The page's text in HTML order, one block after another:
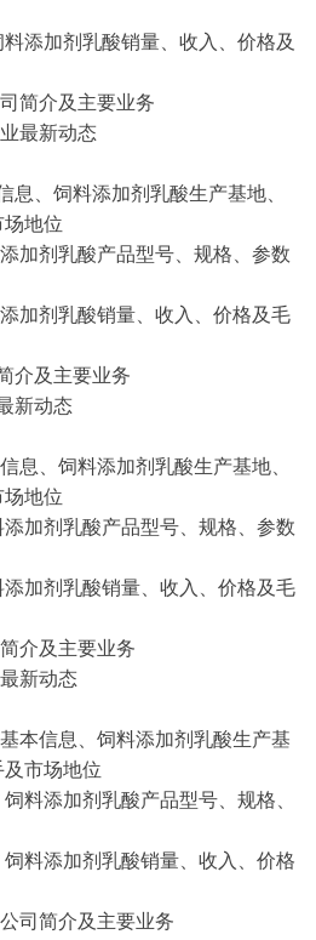
添加剂乳酸销量、收入、价格及
简介及主要业务
最新动态
息、饲料添加剂乳酸生产基地、
地位
添加剂乳酸产品型号、规格、参数
添加剂乳酸销量、收入、价格及毛
介及主要业务
新动态
息、饲料添加剂乳酸生产基地、
地位
添加剂乳酸产品型号、规格、参数
添加剂乳酸销量、收入、价格及毛
介及主要业务
新动态
本信息、饲料添加剂乳酸生产基
市场地位
料添加剂乳酸产品型号、规格、
饲料添加剂乳酸销量、收入、价格
司简介及主要业务